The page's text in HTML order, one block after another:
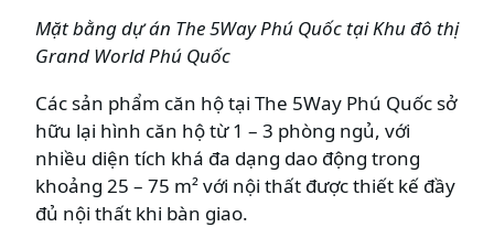
Mặt bằng dự án The 5Way Phú Quốc tại Khu đô thị
Grand World Phú Quốc
Các sản phẩm căn hộ tại The 5Way Phú Quốc sở
hữu lại hình căn hộ từ 1 – 3 phòng ngủ, với
nhiều diện tích khá đa dạng dao động trong
khoảng 25 – 75 m² với nội thất được thiết kế đầy
đủ nội thất khi bàn giao.